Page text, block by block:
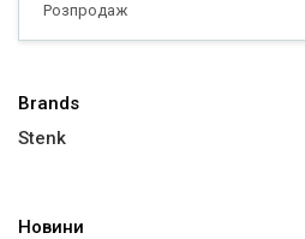
Розпродаж
Brands
Stenk
Новини